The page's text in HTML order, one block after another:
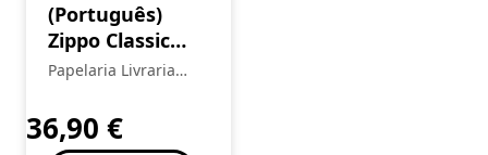
(Português)
Zippo Classic
Black Numero 8
Papelaria Livraria
36,90 €